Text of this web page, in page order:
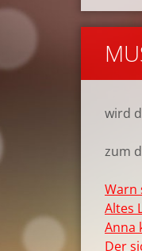
wird
zum
Warn
Altes
Anna
Der